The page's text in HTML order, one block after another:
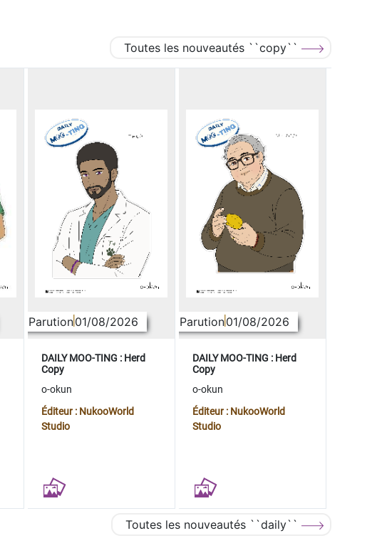
Toutes les nouveautés ``copy``
Parution01/08/2026
DAILY MOO-TING : Herd
Copy
o-okun
Éditeur : NukooWorld
Studio
Parution01/08/2026
DAILY MOO-TING : Herd
Copy
o-okun
Éditeur : NukooWorld
Studio
Toutes les nouveautés ``daily``